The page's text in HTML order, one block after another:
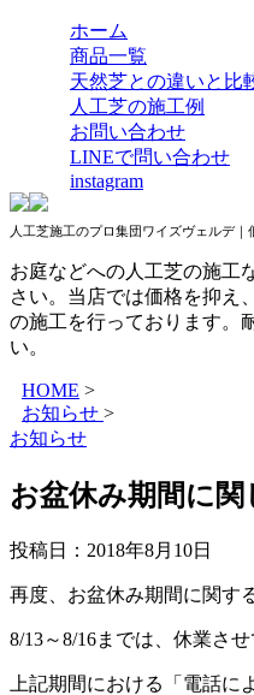
ホーム
商品一覧
天然芝との違いと比
人工芝の施工例
お問い合わせ
LINEで問い合わせ
instagram
人工芝施工のプロ集団ワイズヴェルデ
お庭などへの人工芝の施工
さい。当店では価格を抑え
の施工を行っております。
い。
HOME >
お知らせ >
お知らせ
お盆休み期間に関
投稿日： 2018年8月10日
再度、お盆休み期間に関す
8/13～8/16までは、休業させ
上記期間における「電話